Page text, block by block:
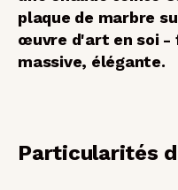
plaque de marbre
œuvre d'art en soi -
massive, élégante.
Particularités